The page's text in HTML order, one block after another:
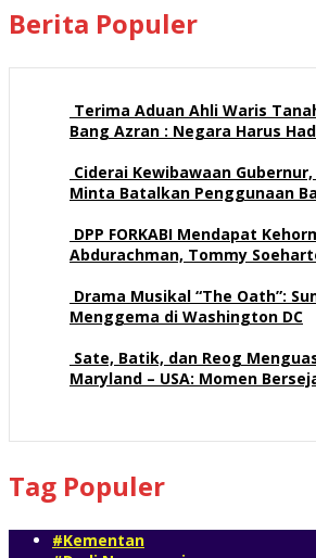
Berita Populer
Terima Aduan Ahli Waris
Bang Azran : Negara Harus
Ciderai Kewibawaan Gubernur,
Minta Batalkan Penggunaan
DPP FORKABI Mendapat
Abdurachman, Tommy
Drama Musikal “The Oath”:
Menggema di Washington DC
Sate, Batik, dan Reog
Maryland – USA: Momen
Tag Populer
#Kementan